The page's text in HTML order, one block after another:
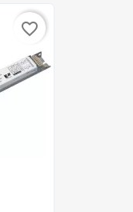
favorite_border